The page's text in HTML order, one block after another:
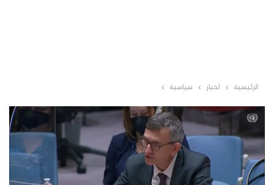
الرئيسية أخبار سياسية